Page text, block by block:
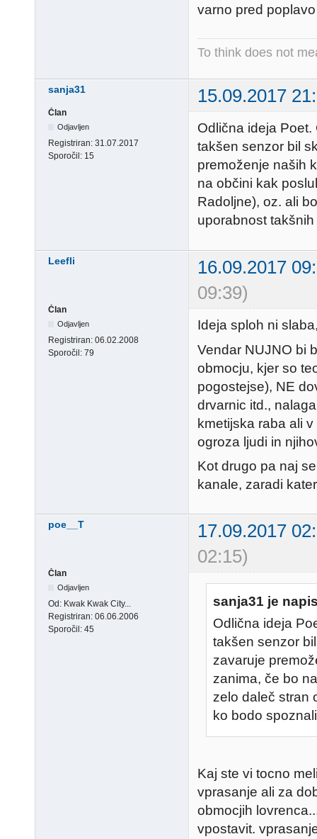
varno pred
To think does not
sanja31 15.09.2017
Član
Odjavljen
Registriran: 31.07.2017
Sporočil: 15
Odlična ideja
takšen senzor bil
premoženje naših
na občini kak
Radoljne), oz. ali
uporabnost
Leefli
16.09.2017
09:39)
Član
Odjavljen
Registriran: 06.02.2008
Sporočil: 79
Ideja sploh ni
Vendar NUJNO bi
obmocju, kjer so
pogostejse), NE
drvarnic itd.,
kmetijska raba ali
ogroza ljudi in
Kot drugo pa naj
kanale, zaradi
poe__T
17.09.2017
02:15)
Član
Odjavljen
Od: Kwak Kwak City...
Registriran: 06.06.2006
Sporočil: 45
sanja31 je
Odlična ideja
takšen senzor
zavaruje
zanima, če bo
zelo daleč stran
ko bodo
Kaj ste vi tocno
vprasanje ali za
obmocjih
vpostavit.